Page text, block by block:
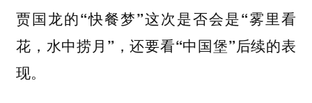
贾国龙的“快餐梦”这次是否会是“雾里看
花，水中捞月”，还要看“中国堡”后续的表
现。